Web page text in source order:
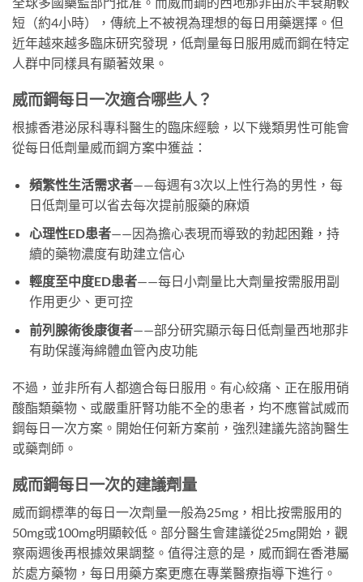
短（約4小時），傳統上不被視為理想的每日用藥選擇。但
近年越來越多臨床研究發現，低劑量每日服用威而鋼在特定
人群中同樣具有顯著效果。
威而鋼每日一次適合哪些人？
根據香港泌尿科專科醫生的臨床經驗，以下幾類男性可能會
從每日低劑量威而鋼方案中獲益：
頻繁性生活需求者——每週有3次以上性行為的男性，每
日低劑量可以省去每次提前服藥的麻煩
心理性ED患者——因為擔心表現而導致的勃起困難，持
續的藥物濃度有助建立信心
輕度至中度ED患者——每日小劑量比大劑量按需服用副
作用更少、更可控
前列腺術後康復者——部分研究顯示每日低劑量西地那非
有助保護海綿體血管內皮功能
不過，並非所有人都適合每日服用。有心絞痛、正在服用硝
酸酯類藥物、或嚴重肝腎功能不全的患者，均不應嘗試威而
鋼每日一次方案。開始任何新方案前，強烈建議先諮詢醫生
或藥劑師。
威而鋼每日一次的建議劑量
威而鋼標準的每日一次劑量一般為25mg，相比按需服用的
50mg或100mg明顯較低。部分醫生會建議從25mg開始，觀
察兩週後再根據效果調整。值得注意的是，威而鋼在香港屬
於處方藥物，每日用藥方案更應在專業醫療指導下進行。